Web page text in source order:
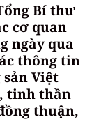
Bí thư
cơ quan
ngày qua
thông tin
Việt
tinh thần
thuận,